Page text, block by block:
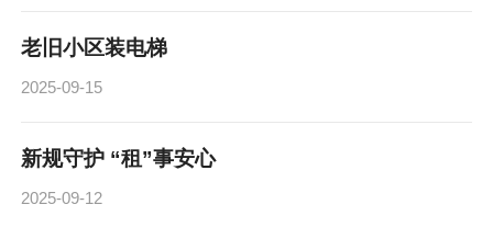
老旧小区装电梯
2025-09-15
新规守护 “租”事安心
2025-09-12